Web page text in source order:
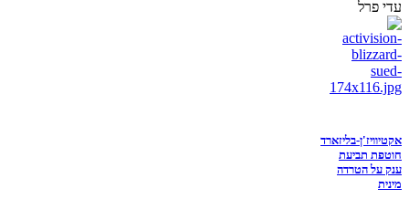
עדי פרל
אקטיוויז'ן-בליזארד
חוטפת תביעת
ענק על הטרדה
מינית